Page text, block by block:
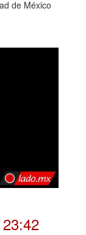
de México